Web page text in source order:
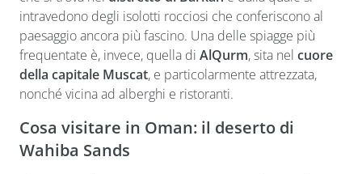
intravedono degli isolotti rocciosi che conferiscono al
paesaggio ancora più fascino. Una delle spiagge più
frequentate è, invece, quella di AlQurm, sita nel cuore
della capitale Muscat, e particolarmente attrezzata,
nonché vicina ad alberghi e ristoranti.
Cosa visitare in Oman: il deserto di
Wahiba Sands